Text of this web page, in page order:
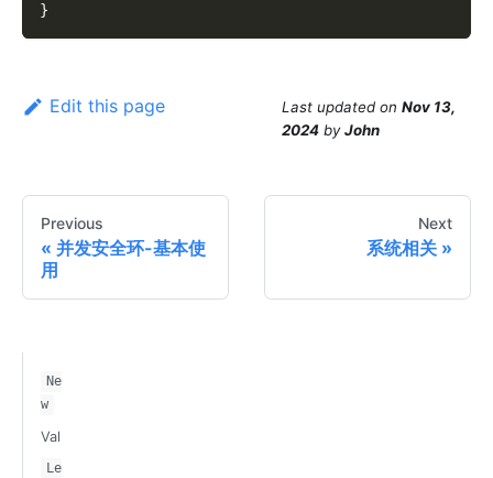
}
Edit this page Last updated on Nov 13,
2024 byJohn
Previous
并发安全环-基本使
用
Next
系统相关
Ne
w
Val
Le